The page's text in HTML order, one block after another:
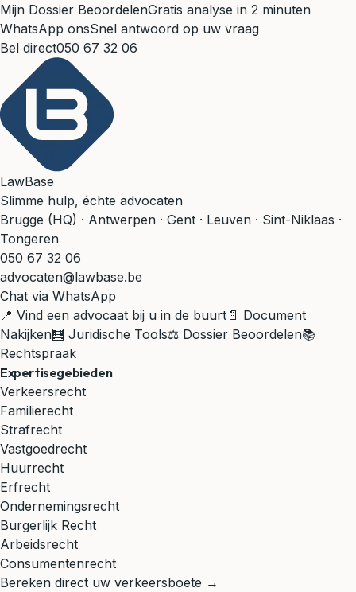
Mijn Dossier BeoordelenGratis analyse in 2 minuten
WhatsApp onsSnel antwoord op uw vraag
Bel direct050 67 32 06
LawBase
Slimme hulp, échte advocaten
Brugge (HQ) · Antwerpen · Gent · Leuven · Sint-Niklaas ·
Tongeren
050 67 32 06
advocaten@lawbase.be
Chat via WhatsApp
📍 Vind een advocaat bij u in de buurt 📄 Document
Nakijken🧮 Juridische Tools⚖️ Dossier Beoordelen📚
Rechtspraak
Expertisegebieden
Verkeersrecht
Familierecht
Strafrecht
Vastgoedrecht
Huurrecht
Erfrecht
Ondernemingsrecht
Burgerlijk Recht
Arbeidsrecht
Consumentenrecht
Bereken direct uw verkeersboete →